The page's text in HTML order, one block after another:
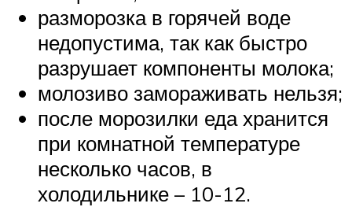
разморозка в горячей воде
недопустима, так как быстро
разрушает компоненты молока;
молозиво замораживать нельзя;
после морозилки еда хранится
при комнатной температуре
несколько часов, в
холодильнике – 10-12.